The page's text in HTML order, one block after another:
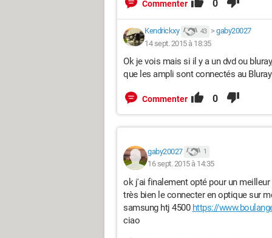
Commenter 0
Kendrickxy 43 > gaby20027
14 sept. 2015 à 18:35
Ok je vois mais si il y a un dvd ou
que les ampli sont connectés au Bluray
Commenter 0
gaby20027 1
16 sept. 2015 à 14:35
ok j'ai finalement opté pour un
très bien le connecter en optique sur
samsung htj 4500 https://
ciao